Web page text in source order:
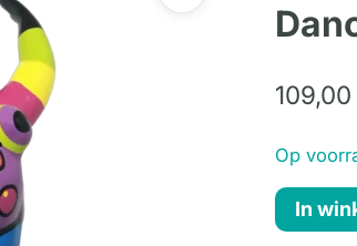
109,00
Op
Dancing
Ballerina
In